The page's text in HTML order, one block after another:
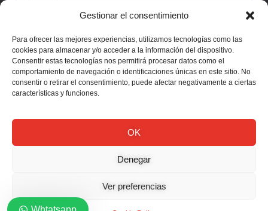
Gestionar el consentimiento
Para ofrecer las mejores experiencias, utilizamos tecnologías como las
cookies para almacenar y/o acceder a la información del dispositivo.
Consentir estas tecnologías nos permitirá procesar datos como el
comportamiento de navegación o identificaciones únicas en este sitio. No
consentir o retirar el consentimiento, puede afectar negativamente a ciertas
características y funciones.
OK
Denegar
Ver preferencias